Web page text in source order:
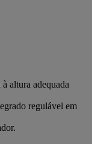
altura adequada
regulável em